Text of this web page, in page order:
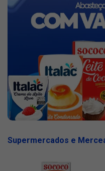
Supermercados e